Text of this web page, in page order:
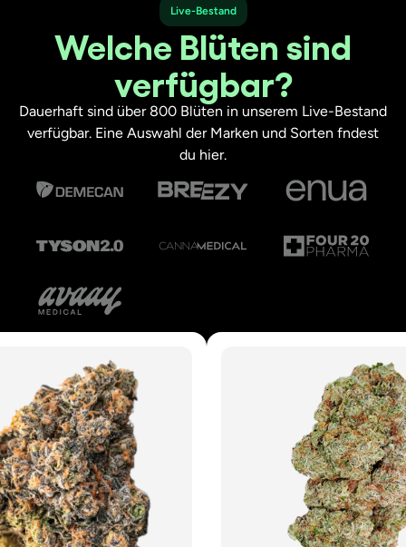
Live-Bestand
Welche Blüten sind
verfügbar?
Dauerhaft sind über 800 Blüten in unserem Live-Bestand
verfügbar. Eine Auswahl der Marken und Sorten fndest
du hier.